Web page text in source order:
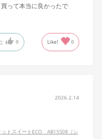
って本当に良かったで
0 Like! 0
2026.2.14
トスイートECO AB15S08（シ